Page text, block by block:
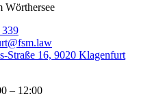
Wörthersee
Straße 16, 9020 Klagenfurt
– 12:00